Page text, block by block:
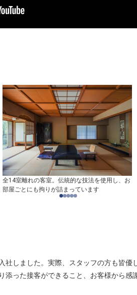
全14室離れの客室。伝統的な技法を使用し、お
部屋ごとにも拘りが詰まっています
しました。実際、スタッフの方も皆優
添った接客ができること、お客様から